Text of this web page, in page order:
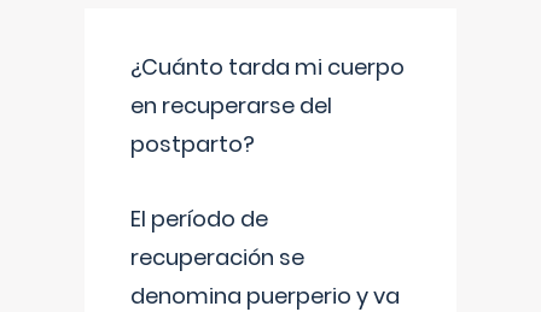
¿Cuánto tarda mi cuerpo
en recuperarse del
postparto?
El período de
recuperación se
denomina puerperio y va